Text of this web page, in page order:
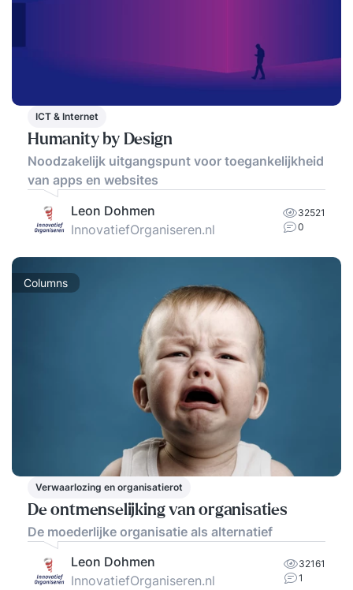
ICT & Internet
Humanity by Design
Noodzakelijk uitgangspunt voor toegankelijkheid
van apps en websites
Leon Dohmen
InnovatiefOrganiseren.nl
32521
0
Columns
Verwaarlozing en organisatierot
De ontmenselijking van organisaties
De moederlijke organisatie als alternatief
Leon Dohmen
InnovatiefOrganiseren.nl
32161
1